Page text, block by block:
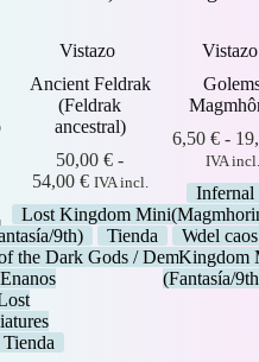
Tienda
Vistazo
Ancient Feldrak
(Feldrak
ancestral)
50,00€ -
54,00 €Rango
de
precios:
desde
50,00 €
IVA incl.
Lost Kingdom Miniatures
9th)
Tienda
Warriors
the Dark Gods / Demonios
Vistazo
6,50€ -
IVA incl.
Infernal
del caos
Kingdom
(Fantasía/